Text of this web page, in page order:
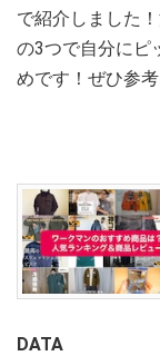
で紹介しました
の3つで自分にピ
めです！ぜひ参
DATA